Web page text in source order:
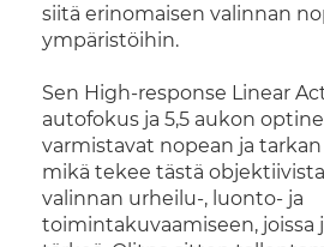
siitä erinomaisen valinnan
ympäristöihin.
Sen High-response Linear
autofokus ja 5,5 aukon
varmistavat nopean ja
mikä tekee tästä
valinnan urheilu-, luonto- ja
toimintakuvaamiseen, joissa